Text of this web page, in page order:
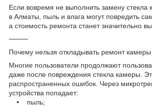
Если вовремя не выполнить замену стекла
в Алматы, пыль и влага могут повредить
а стоимость ремонта станет значительно
⸻
Почему нельзя откладывать ремонт
Многие пользователи продолжают
даже после повреждения стекла камеры.
распространенных ошибок. Через
устройства попадает:
• пыль;